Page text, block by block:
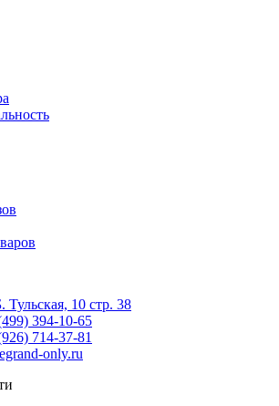
Тульская, 10 стр. 38
394-10-65
714-37-81
only.ru